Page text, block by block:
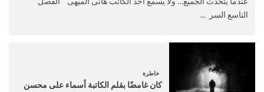
التاسع السر ...
خاطرة
كان غامضًا بقلم الكاتبة أسماء على محسن